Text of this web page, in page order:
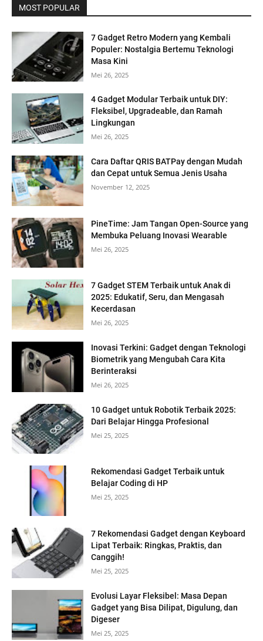
MOST POPULAR
7 Gadget Retro Modern yang Kembali
Populer: Nostalgia Bertemu Teknologi
Masa Kini
Mei 26, 2025
4 Gadget Modular Terbaik untuk DIY:
Fleksibel, Upgradeable, dan Ramah
Lingkungan
Mei 26, 2025
Cara Daftar QRIS BATPay dengan Mudah
dan Cepat untuk Semua Jenis Usaha
November 12, 2025
PineTime: Jam Tangan Open-Source yang
Membuka Peluang Inovasi Wearable
Mei 26, 2025
7 Gadget STEM Terbaik untuk Anak di
2025: Edukatif, Seru, dan Mengasah
Kecerdasan
Mei 26, 2025
Inovasi Terkini: Gadget dengan Teknologi
Biometrik yang Mengubah Cara Kita
Berinteraksi
Mei 26, 2025
10 Gadget untuk Robotik Terbaik 2025:
Dari Belajar Hingga Profesional
Mei 25, 2025
Rekomendasi Gadget Terbaik untuk
Belajar Coding di HP
Mei 25, 2025
7 Rekomendasi Gadget dengan Keyboard
Lipat Terbaik: Ringkas, Praktis, dan
Canggih!
Mei 25, 2025
Evolusi Layar Fleksibel: Masa Depan
Gadget yang Bisa Dilipat, Digulung, dan
Digeser
Mei 25, 2025